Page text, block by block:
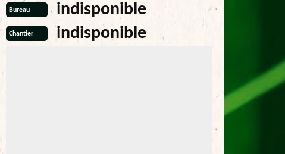
Bureau indisponible
Chantier indisponible